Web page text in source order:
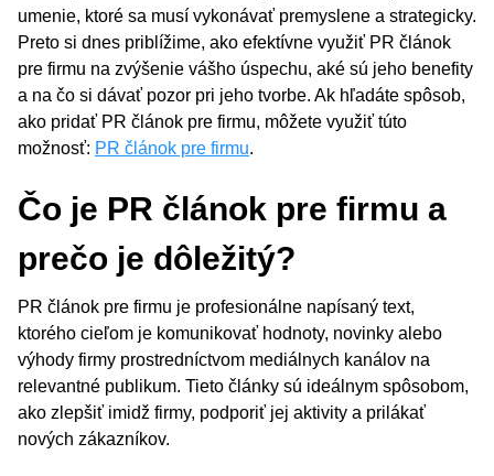
umenie, ktoré sa musí vykonávať premyslene a strategicky.
Preto si dnes priblížime, ako efektívne využiť PR článok
pre firmu na zvýšenie vášho úspechu, aké sú jeho benefity
a na čo si dávať pozor pri jeho tvorbe. Ak hľadáte spôsob,
ako pridať PR článok pre firmu, môžete využiť túto
možnosť: PR článok pre firmu.
Čo je PR článok pre firmu a
prečo je dôležitý?
PR článok pre firmu je profesionálne napísaný text,
ktorého cieľom je komunikovať hodnoty, novinky alebo
výhody firmy prostredníctvom mediálnych kanálov na
relevantné publikum. Tieto články sú ideálnym spôsobom,
ako zlepšiť imidž firmy, podporiť jej aktivity a prilákať
nových zákazníkov.